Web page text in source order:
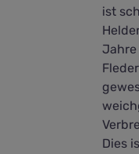
ist
Jahre
Dies